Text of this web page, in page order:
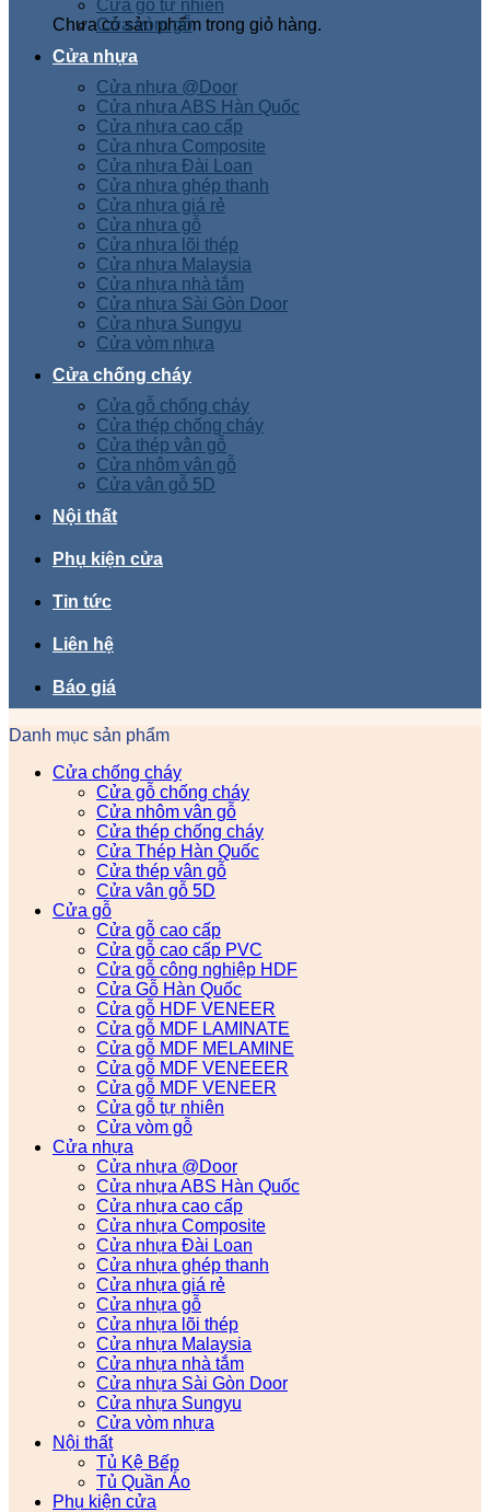
Chưa có sản phẩm trong giỏ hàng.
Cửa gỗ tự nhiên
Cửa vòm gỗ
Cửa nhựa
Cửa nhựa @Door
Cửa nhựa ABS Hàn Quốc
Cửa nhựa cao cấp
Cửa nhựa Composite
Cửa nhựa Đài Loan
Cửa nhựa ghép thanh
Cửa nhựa giá rẻ
Cửa nhựa gỗ
Cửa nhựa lõi thép
Cửa nhựa Malaysia
Cửa nhựa nhà tắm
Cửa nhựa Sài Gòn Door
Cửa nhựa Sungyu
Cửa vòm nhựa
Cửa chống cháy
Cửa gỗ chống cháy
Cửa thép chống cháy
Cửa thép vân gỗ
Cửa nhôm vân gỗ
Cửa vân gỗ 5D
Nội thất
Phụ kiện cửa
Tin tức
Liên hệ
Báo giá
Danh mục sản phẩm
Cửa chống cháy
Cửa gỗ chống cháy
Cửa nhôm vân gỗ
Cửa thép chống cháy
Cửa Thép Hàn Quốc
Cửa thép vân gỗ
Cửa vân gỗ 5D
Cửa gỗ
Cửa gỗ cao cấp
Cửa gỗ cao cấp PVC
Cửa gỗ công nghiệp HDF
Cửa Gỗ Hàn Quốc
Cửa gỗ HDF VENEER
Cửa gỗ MDF LAMINATE
Cửa gỗ MDF MELAMINE
Cửa gỗ MDF VENEEER
Cửa gỗ MDF VENEER
Cửa gỗ tự nhiên
Cửa vòm gỗ
Cửa nhựa
Cửa nhựa @Door
Cửa nhựa ABS Hàn Quốc
Cửa nhựa cao cấp
Cửa nhựa Composite
Cửa nhựa Đài Loan
Cửa nhựa ghép thanh
Cửa nhựa giá rẻ
Cửa nhựa gỗ
Cửa nhựa lõi thép
Cửa nhựa Malaysia
Cửa nhựa nhà tắm
Cửa nhựa Sài Gòn Door
Cửa nhựa Sungyu
Cửa vòm nhựa
Nội thất
Tủ Kệ Bếp
Tủ Quần Áo
Phụ kiện cửa